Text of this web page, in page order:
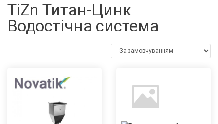
TiZn Титан-Цинк
Водостічна система